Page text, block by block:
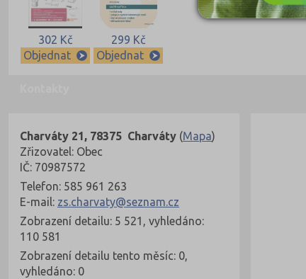
302 Kč
Objednat
299 Kč
Objednat
Charváty 21, 78375 Charváty (Mapa)
Zřizovatel: Obec
IČ: 70987572
Telefon: 585 961 263
E-mail: zs.charvaty@seznam.cz
Zobrazení detailu: 5 521, vyhledáno:
110 581
Zobrazení detailu tento měsíc: 0,
vyhledáno: 0